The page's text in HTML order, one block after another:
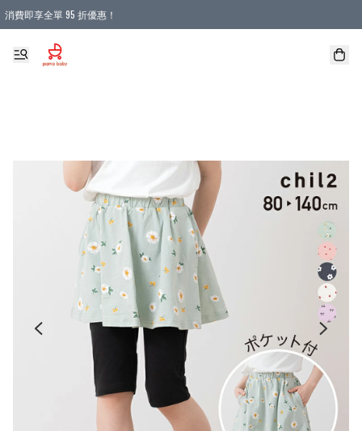
消費即享全單 95 折優惠！
購物滿 HKD 900.00即享免運費優惠！（適用於 本地送貨、本地取貨 )